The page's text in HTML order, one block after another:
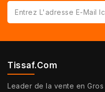
Tissaf.com
Leader de la vente en